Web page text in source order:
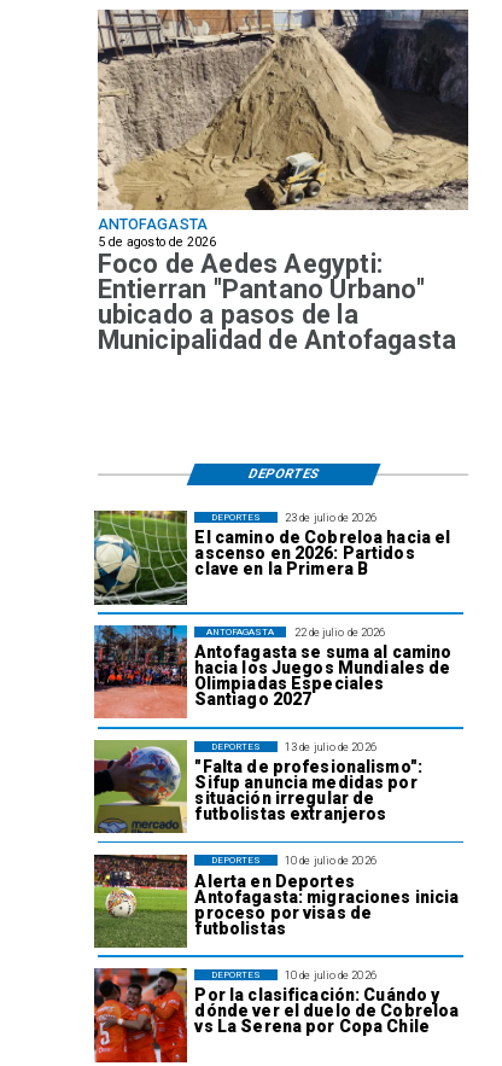
ANTOFAGASTA
5 de agosto de 2026
Foco de Aedes Aegypti:
Entierran "Pantano Urbano"
ubicado a pasos de la
Municipalidad de Antofagasta
23 de julio de 2026
El camino de Cobreloa hacia el
ascenso en 2026: Partidos
clave en la Primera B
DEPORTES
22 de julio de 2026
Antofagasta se suma al camino
hacia los Juegos Mundiales de
Olimpiadas Especiales
Santiago 2027
ANTOFAGASTA
13 de julio de 2026
"Falta de profesionalismo":
Sifup anuncia medidas por
situación irregular de
futbolistas extranjeros
DEPORTES
10 de julio de 2026
Alerta en Deportes
Antofagasta: migraciones inicia
proceso por visas de
futbolistas
DEPORTES
10 de julio de 2026
Por la clasificación: Cuándo y
dónde ver el duelo de Cobreloa
vs La Serena por Copa Chile
DEPORTES
DEPORTES